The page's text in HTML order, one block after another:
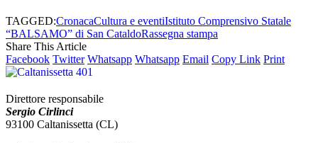
TAGGED:CronacaCultura e eventiIstituto Comprensivo Statale
“BALSAMO” di San CataldoRassegna stampa
Share This Article
Facebook Twitter Whatsapp Whatsapp Email Copy Link Print
Direttore responsabile
Sergio Cirlinci
93100 Caltanissetta (CL)